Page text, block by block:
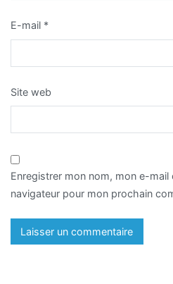
E-mail *
Site web
Enregistrer mon nom, mon e-mail
navigateur pour mon prochain